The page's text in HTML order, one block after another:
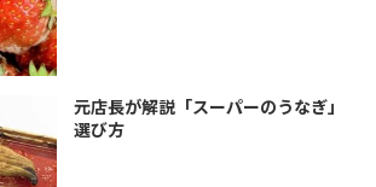
元店長が解説「スーパーのうなぎ」
選び方